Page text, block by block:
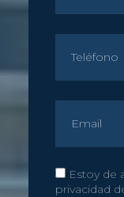
Estoy de
privacidad